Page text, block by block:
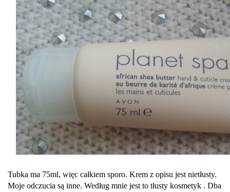
Tubka ma 75ml, więc całkiem sporo. Krem z opisu jest nietłusty.
Moje odczucia są inne. Według mnie jest to tłusty kosmetyk . Dba